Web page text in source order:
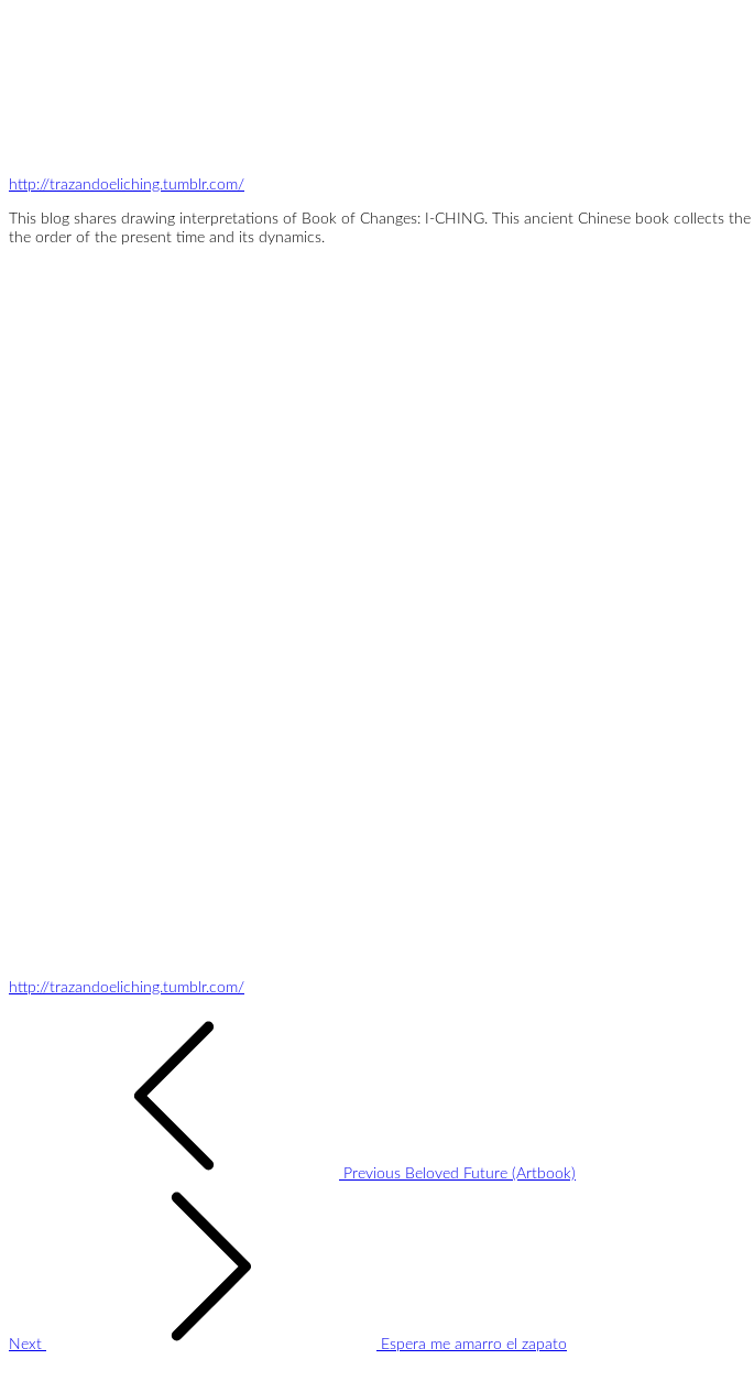
http://trazandoeliching.tumblr.com/
This blog shares drawing interpretations of Book of Changes: I-CHING. This ancient Chinese book collects
the order of the present time and its dynamics.
http://trazandoeliching.tumblr.com/
Navegación
entradas
Previous Beloved Future (Artbook)
Next Espera me amarro el zapato